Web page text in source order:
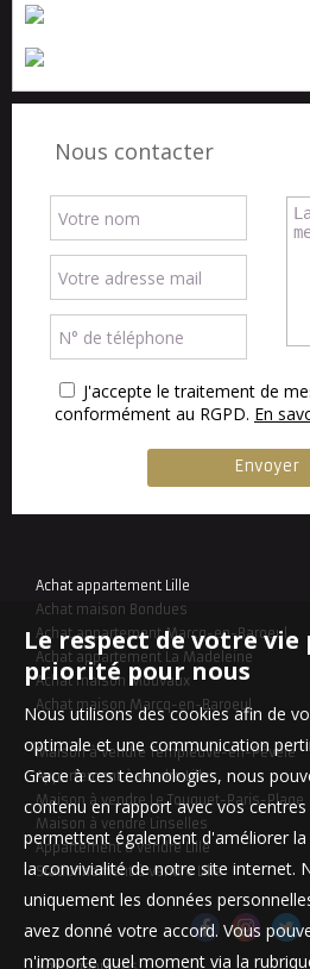
Nous contacter
J'accepte le traitement de
conformément au RGPD. En
Achat appartement Lille
Achat maison Bondues
Achat appartement Marcq-en-Baroeul
Achat appartement La Madeleine
Achat maison Mouvaux
Achat maison Marcq-en-Baroeul
Maison à vendre Templeuve-en-Pévèle
Appartement à vendre Lille
Maison à vendre Le Touquet-Paris-Plage
Maison à vendre Linselles
Appartement à vendre Lille
Stationnement à vendre Lille
Le respect de votre vie
priorité pour nous
Nous utilisons des cookies afin de
optimale et une communication
Grace à ces technologies, nous
contenu en rapport avec vos
permettent également d'améliorer
la convivialité de notre site internet.
uniquement les données
avez donné votre accord. Vous
n'importe quel moment via la